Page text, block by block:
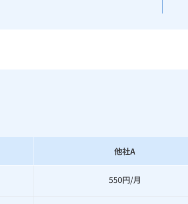
他社A
550円/月